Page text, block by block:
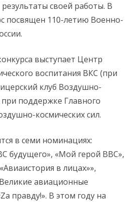
результаты своей работы. В
посвящен 110-летию Военно-
выступает Центр
воспитания ВКС (при
клуб Воздушно-
при поддержке Главного
космических сил.
в семи номинациях:
будущего», «Мой герой ВВС»,
в лицах»»,
авиационные
правду!». В этом году на